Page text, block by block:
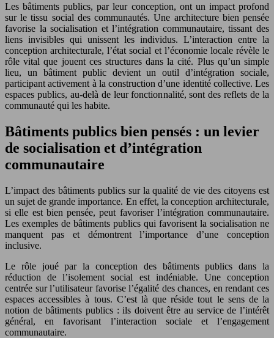
Les bâtiments publics, par leur conception, ont un impact profond
sur le tissu social des communautés. Une architecture bien pensée
favorise la socialisation et l’intégration communautaire, tissant des
liens invisibles qui unissent les individus. L’interaction entre la
conception architecturale, l’état social et l’économie locale révèle le
rôle vital que jouent ces structures dans la cité. Plus qu’un simple
lieu, un bâtiment public devient un outil d’intégration sociale,
participant activement à la construction d’une identité collective. Les
espaces publics, au-delà de leur fonctionnalité, sont des reflets de la
communauté qui les habite.
Bâtiments publics bien pensés : un levier
de socialisation et d’intégration
communautaire
L’impact des bâtiments publics sur la qualité de vie des citoyens est
un sujet de grande importance. En effet, la conception architecturale,
si elle est bien pensée, peut favoriser l’intégration communautaire.
Les exemples de bâtiments publics qui favorisent la socialisation ne
manquent pas et démontrent l’importance d’une conception
inclusive.
Le rôle joué par la conception des bâtiments publics dans la
réduction de l’isolement social est indéniable. Une conception
centrée sur l’utilisateur favorise l’égalité des chances, en rendant ces
espaces accessibles à tous. C’est là que réside tout le sens de la
notion de bâtiments publics : ils doivent être au service de l’intérêt
général, en favorisant l’interaction sociale et l’engagement
communautaire.